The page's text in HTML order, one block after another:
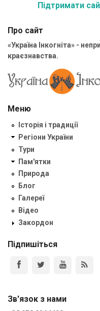
Підтримати
Про сайт
«Україна Інкогніта» -
краєзнавства.
Меню
Історія і традиції
Регіони України
Тури
Пам'ятки
Природа
Блог
Галереї
Відео
Закордон
Підпишіться
Зв'язок з нами